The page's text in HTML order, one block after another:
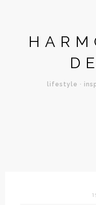
lifestyle ·